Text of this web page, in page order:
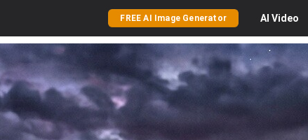
FREE AI Image Generator AI Video